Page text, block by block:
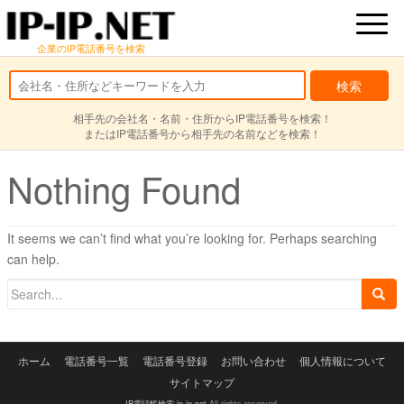
企業のIP電話番号を検索
相手先の会社名・名前・住所からIP電話番号を検索！
またはIP電話番号から相手先の名前などを検索！
Nothing Found
It seems we can’t find what you’re looking for. Perhaps searching
can help.
Search
ホーム 電話番号一覧 電話番号登録 お問い合わせ
個人情報について
サイトマップ